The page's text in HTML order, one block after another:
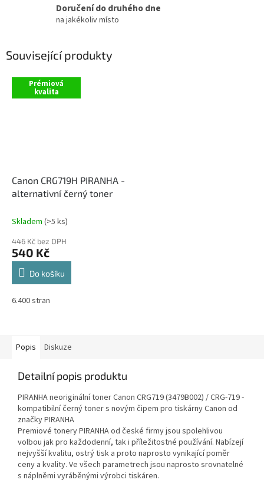
Doručení do druhého dne
na jakékoliv místo
Související produkty
Prémiová
kvalita
Canon CRG719H PIRANHA -
alternativní černý toner
Skladem (>5 ks)
446 Kč bez DPH
540 Kč
Do košíku
6.400 stran
Popis Diskuze
Detailní popis produktu
PIRANHA neoriginální toner Canon CRG719 (3479B002) / CRG-719 -
kompatibilní černý toner s novým čipem pro tiskárny Canon od
značky PIRANHA
Premiové tonery PIRANHA od české firmy jsou spolehlivou
volbou jak pro každodenní, tak i příležitostné používání. Nabízejí
nejvyšší kvalitu, ostrý tisk a proto naprosto vynikající poměr
ceny a kvality. Ve všech parametrech jsou naprosto srovnatelné
s náplněmi vyráběnými výrobci tiskáren.